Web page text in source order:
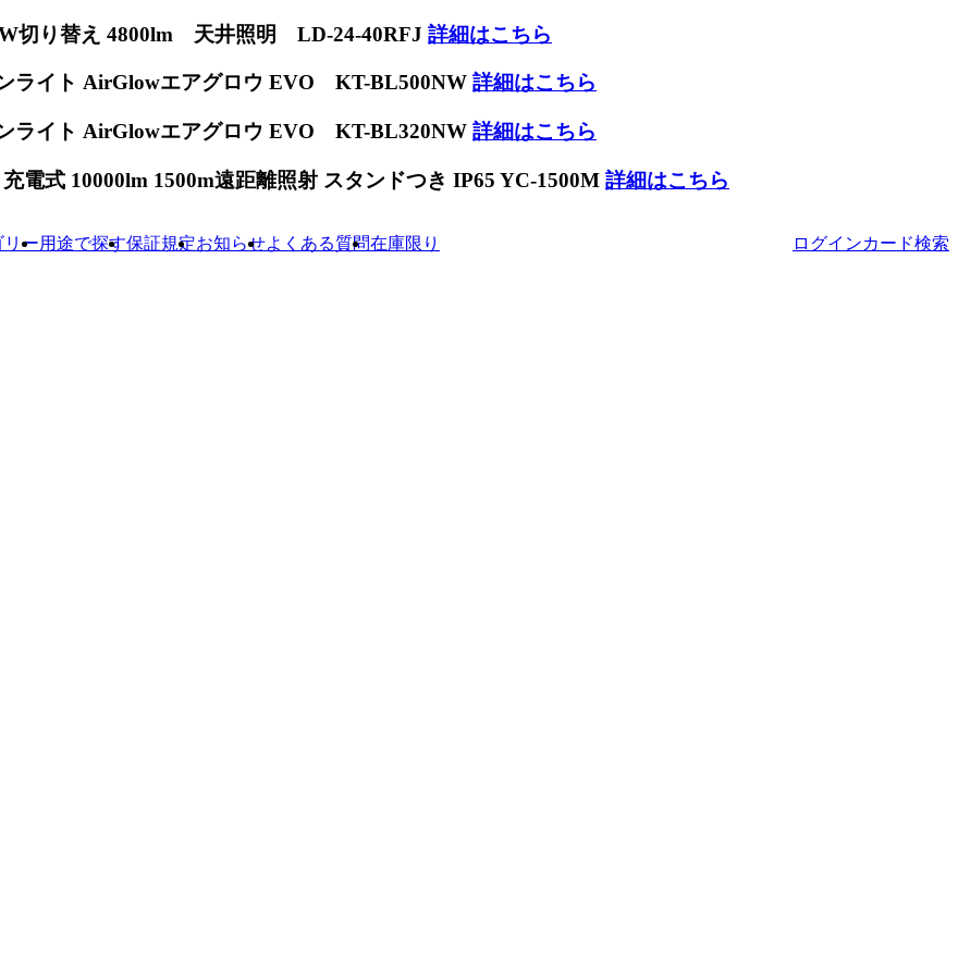
切り替え 4800lm 天井照明 LD-24-40RFJ 詳細はこちら
ライト AirGlowエアグロウ EVO KT-BL500NW 詳細はこちら
ライト AirGlowエアグロウ EVO KT-BL320NW 詳細はこちら
電式 10000lm 1500m遠距離照射 スタンドつき IP65 YC-1500M 詳細はこちら
リー用途で探す保証規定お知らせよくある質問在庫限り ログインカード検索